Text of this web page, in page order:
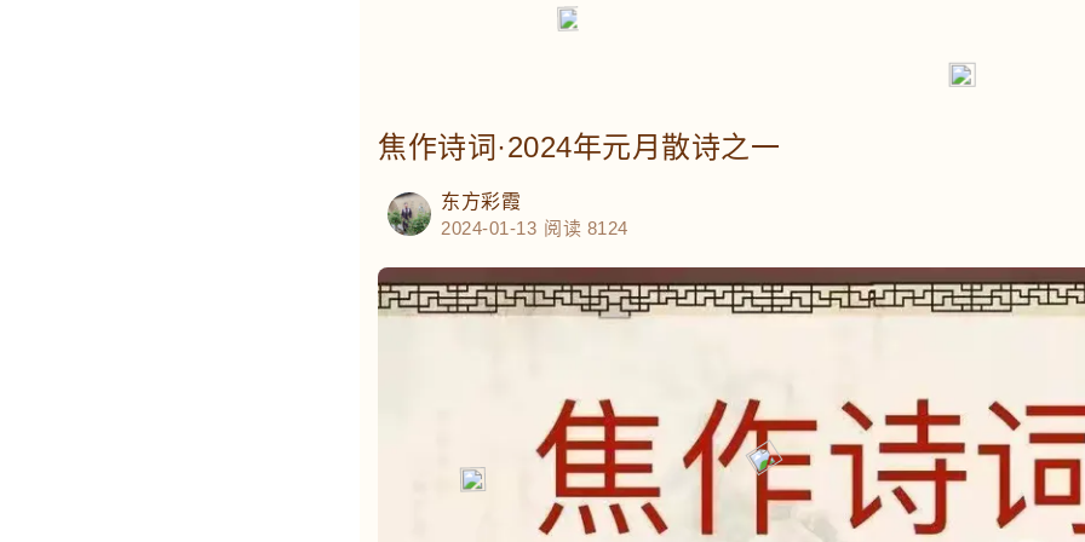
焦作诗词·2024年元月散诗之一
东方彩霞
2024-01-13 阅读 8124